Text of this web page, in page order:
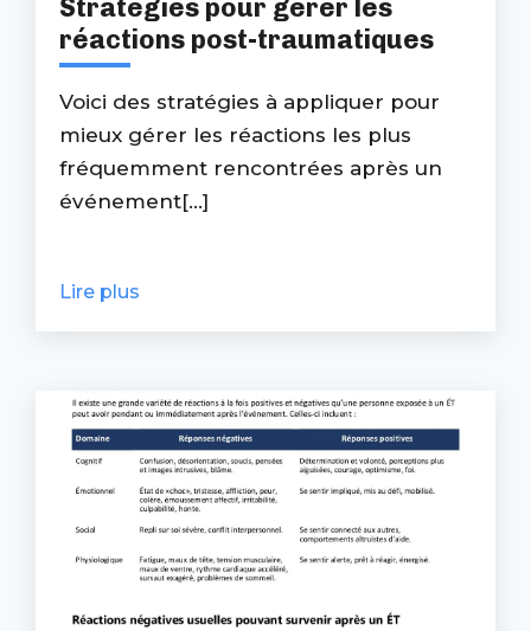
Stratégies pour gérer les
réactions post-traumatiques
Voici des stratégies à appliquer pour
mieux gérer les réactions les plus
fréquemment rencontrées après un
événement[...]
Lire plus